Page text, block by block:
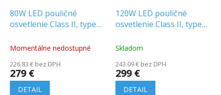
80W LED pouličné
osvetlenie Class II, type
chip, 4000K
Momentálne nedostupné
226.83 € bez DPH
279 €
DETAIL
120W LED pouličné
osvetlenie Class II, type
chip, 4000K
Skladom
243.09 € bez DPH
299 €
DETAIL